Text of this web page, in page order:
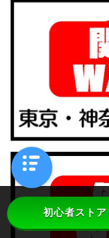
初心者ストア